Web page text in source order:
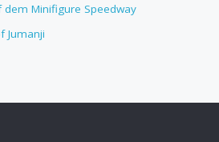
Minifigure Speedway
Jumanji